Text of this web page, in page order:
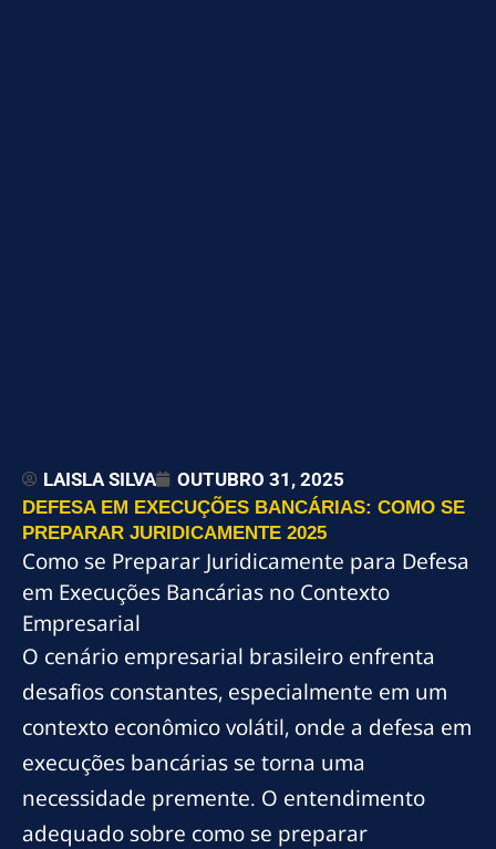
LAISLA SILVA OUTUBRO 31, 2025
DEFESA EM EXECUÇÕES BANCÁRIAS: COMO SE
PREPARAR JURIDICAMENTE 2025
Como se Preparar Juridicamente para Defesa
em Execuções Bancárias no Contexto
Empresarial
O cenário empresarial brasileiro enfrenta
desafios constantes, especialmente em um
contexto econômico volátil, onde a defesa em
execuções bancárias se torna uma
necessidade premente. O entendimento
adequado sobre como se preparar